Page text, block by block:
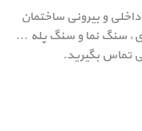
و بیرونی ساختمان
سنگ نما و سنگ پله …
تماس بگیرید.